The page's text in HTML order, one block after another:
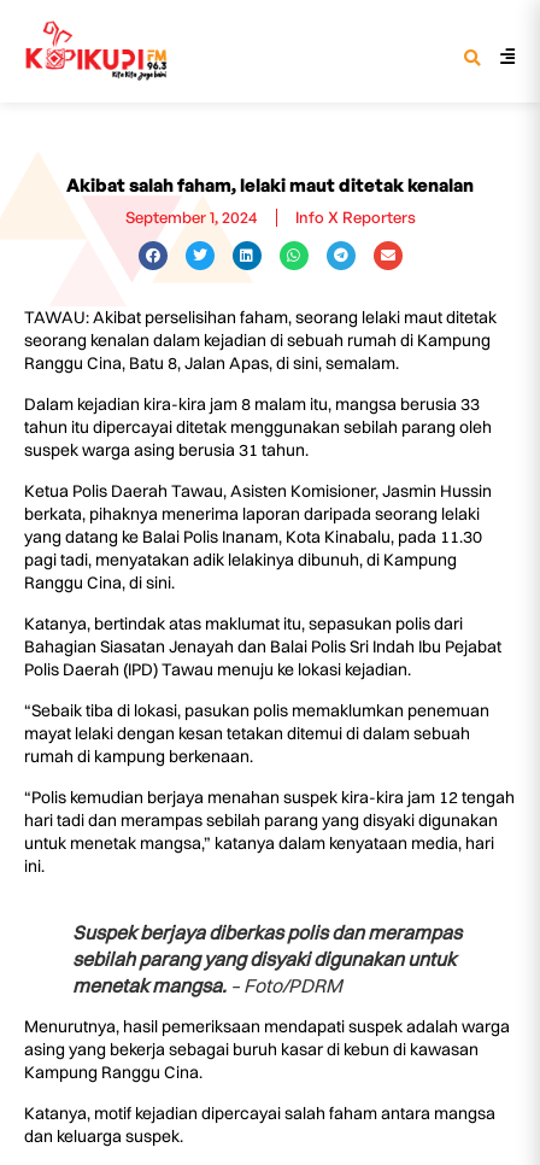
Akibat salah faham, lelaki maut ditetak kenalan
September 1, 2024 Info X Reporters
TAWAU: Akibat perselisihan faham, seorang lelaki maut ditetak
seorang kenalan dalam kejadian di sebuah rumah di Kampung
Ranggu Cina, Batu 8, Jalan Apas, di sini, semalam.
Dalam kejadian kira-kira jam 8 malam itu, mangsa berusia 33
tahun itu dipercayai ditetak menggunakan sebilah parang oleh
suspek warga asing berusia 31 tahun.
Ketua Polis Daerah Tawau, Asisten Komisioner, Jasmin Hussin
berkata, pihaknya menerima laporan daripada seorang lelaki
yang datang ke Balai Polis Inanam, Kota Kinabalu, pada 11.30
pagi tadi, menyatakan adik lelakinya dibunuh, di Kampung
Ranggu Cina, di sini.
Katanya, bertindak atas maklumat itu, sepasukan polis dari
Bahagian Siasatan Jenayah dan Balai Polis Sri Indah Ibu Pejabat
Polis Daerah (IPD) Tawau menuju ke lokasi kejadian.
“Sebaik tiba di lokasi, pasukan polis memaklumkan penemuan
mayat lelaki dengan kesan tetakan ditemui di dalam sebuah
rumah di kampung berkenaan.
“Polis kemudian berjaya menahan suspek kira-kira jam 12 tengah
hari tadi dan merampas sebilah parang yang disyaki digunakan
untuk menetak mangsa,” katanya dalam kenyataan media, hari
ini.
Suspek berjaya diberkas polis dan merampas
sebilah parang yang disyaki digunakan untuk
menetak mangsa. – Foto/PDRM
Menurutnya, hasil pemeriksaan mendapati suspek adalah warga
asing yang bekerja sebagai buruh kasar di kebun di kawasan
Kampung Ranggu Cina.
Katanya, motif kejadian dipercayai salah faham antara mangsa
dan keluarga suspek.